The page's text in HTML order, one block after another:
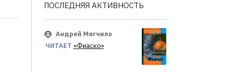
ПОСЛЕДНЯЯ АКТИВНОСТЬ
Андрей Мягчило
ЧИТАЕТ «Фиаско»